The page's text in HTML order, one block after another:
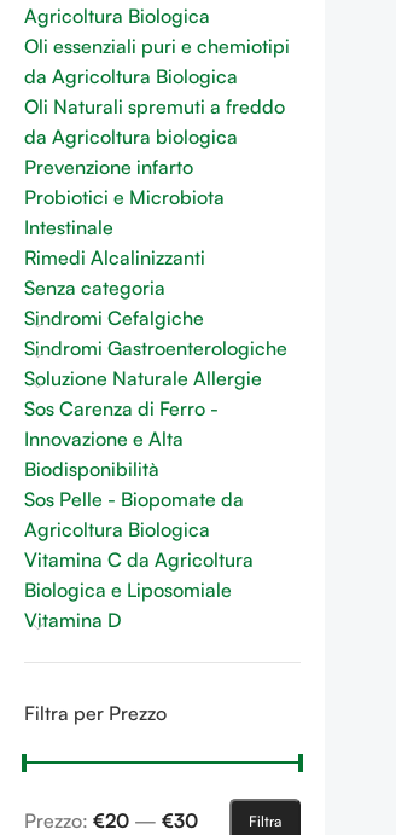
Agricoltura Biologica
Oli essenziali puri e chemiotipi
da Agricoltura Biologica
Oli Naturali spremuti a freddo
da Agricoltura biologica
Prevenzione infarto
Probiotici e Microbiota
Intestinale
Rimedi Alcalinizzanti
Senza categoria
Sindromi Cefalgiche
Sindromi Gastroenterologiche
Soluzione Naturale Allergie
Sos Carenza di Ferro -
Innovazione e Alta
Biodisponibilità
Sos Pelle - Biopomate da
Agricoltura Biologica
Vitamina C da Agricoltura
Biologica e Liposomiale
Vitamina D
Filtra per Prezzo
Filtra
Prezzo: €20 — €30